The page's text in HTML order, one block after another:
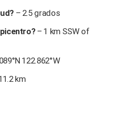
– 2.5 grados
– 1 km SSW of
122.862°W
km